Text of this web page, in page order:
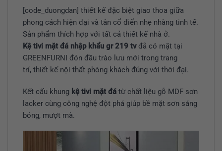
[code_duongdan] thiết kế đặc biệt giao thoa giữa
phong cách hiện đại và tân cổ điển nhẹ nhàng tinh tế.
Sản phẩm thích hợp với tất cả thiết kế nhà ở.
Kệ tivi mặt đá nhập khẩu gr 219 tv đã có mặt tại
GREENFURNI đón đầu trào lưu mới trong trang
trí, thiết kế nội thất phòng khách đúng với thời đại.
Kết cấu khung kệ tivi mặt đá từ chất liệu gỗ MDF sơn
lacker cùng công nghệ đột phá giúp bề mặt sơn sáng
bóng, mượt mà.